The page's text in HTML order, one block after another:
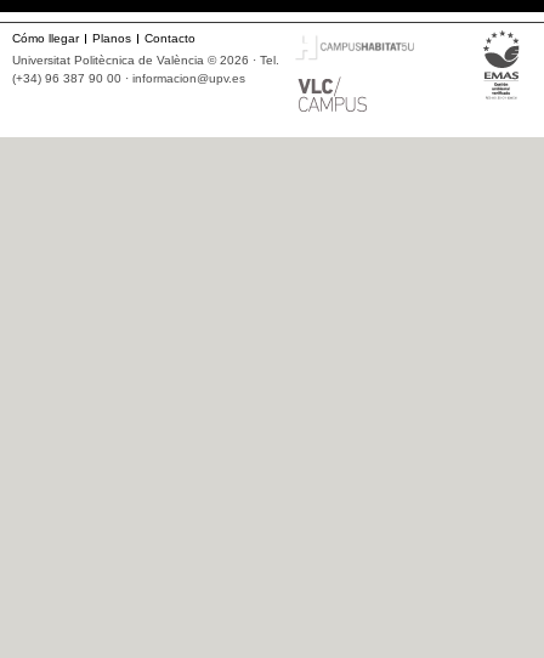
Cómo llegar Planos
Contacto
Universitat Politècnica de València © 2026 · Tel.
(+34) 96 387 90 00 · informacion@upv.es